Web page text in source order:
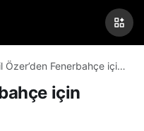
Özer’den Fenerbahçe için
için
Paylaş